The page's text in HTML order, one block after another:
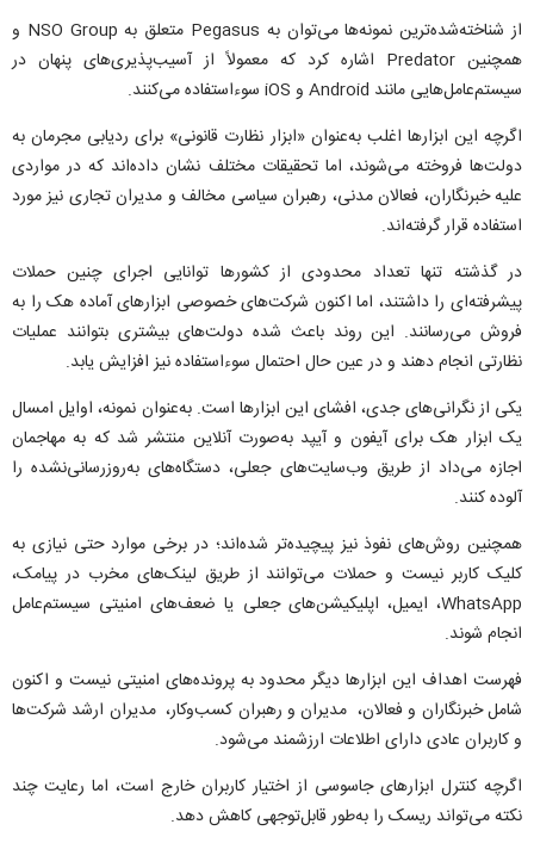
از شناخته‌شده‌ترین نمونه‌ها می‌توان به Pegasus متعلق به NSO Group و
همچنین Predator اشاره کرد که معمولاً از آسیب‌پذیری‌های پنهان در
سیستم‌عامل‌هایی مانند Android و iOS سوءاستفاده می‌کنند.
اگرچه این ابزار‌ها اغلب به‌عنوان «ابزار نظارت قانونی» برای ردیابی مجرمان به
دولت‌ها فروخته می‌شوند، اما تحقیقات مختلف نشان داده‌اند که در مواردی
علیه خبرنگاران، فعالان مدنی، رهبران سیاسی مخالف و مدیران تجاری نیز مورد
استفاده قرار گرفته‌اند.
در گذشته تنها تعداد محدودی از کشور‌ها توانایی اجرای چنین حملات
پیشرفته‌ای را داشتند، اما اکنون شرکت‌های خصوصی ابزار‌های آماده هک را به
فروش می‌رسانند. این روند باعث شده دولت‌های بیشتری بتوانند عملیات
نظارتی انجام دهند و در عین حال احتمال سوءاستفاده نیز افزایش یابد.
یکی از نگرانی‌های جدی، افشای این ابزار‌ها است. به‌عنوان نمونه، اوایل امسال
یک ابزار هک برای آیفون و آیپد به‌صورت آنلاین منتشر شد که به مهاجمان
اجازه می‌داد از طریق وب‌سایت‌های جعلی، دستگاه‌های به‌روزرسانی‌نشده را
آلوده کنند.
همچنین روش‌های نفوذ نیز پیچیده‌تر شده‌اند؛ در برخی موارد حتی نیازی به
کلیک کاربر نیست و حملات می‌توانند از طریق لینک‌های مخرب در پیامک،
WhatsApp، ایمیل، اپلیکیشن‌های جعلی یا ضعف‌های امنیتی سیستم‌عامل
انجام شوند.
فهرست اهداف این ابزار‌ها دیگر محدود به پرونده‌های امنیتی نیست و اکنون
شامل خبرنگاران و فعالان، مدیران و رهبران کسب‌وکار، مدیران ارشد شرکت‌ها
و کاربران عادی دارای اطلاعات ارزشمند می‌شود.
اگرچه کنترل ابزار‌های جاسوسی از اختیار کاربران خارج است، اما رعایت چند
نکته می‌تواند ریسک را به‌طور قابل‌توجهی کاهش دهد.